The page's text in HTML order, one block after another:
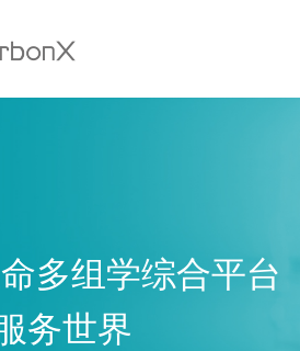
多组学综合平台
务世界